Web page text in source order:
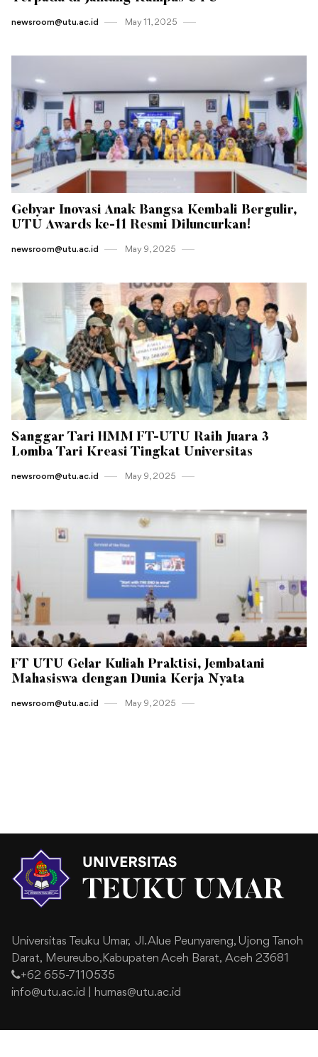
newsroom@utu.ac.id May 11 , 2025
Gebyar Inovasi Anak Bangsa Kembali Bergulir,
UTU Awards ke-11 Resmi Diluncurkan!
newsroom@utu.ac.id May 9 , 2025
Sanggar Tari HMM FT-UTU Raih Juara 3
Lomba Tari Kreasi Tingkat Universitas
newsroom@utu.ac.id May 9 , 2025
FT UTU Gelar Kuliah Praktisi, Jembatani
Mahasiswa dengan Dunia Kerja Nyata
newsroom@utu.ac.id May 9 , 2025
Universitas Teuku Umar, Jl. Alue Peunyareng, Ujong Tanoh
Darat, Meureubo,Kabupaten Aceh Barat, Aceh 23681
+62 655-7110535
info@utu.ac.id
humas@utu.ac.id